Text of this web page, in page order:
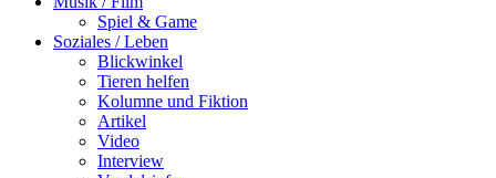
Spiel & Game
Soziales / Leben
Blickwinkel
Tieren helfen
Kolumne und Fiktion
Artikel
Video
Interview
BERLIN, 13.01.2022 – Zur
heutigen Verurteilung von
Anwar R. sagt Markus N.
Beeko, Generalsekretär von
Amnesty International in
Deutschland:
„Das Urteil des